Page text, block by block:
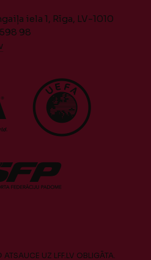
iela 1, Rīga, LV-1010
98
UZ LFF.LV OBLIGĀTA.